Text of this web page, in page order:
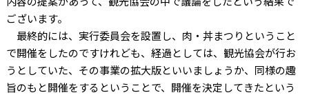
ございます。
最終的には、実行委員会を設置し、肉・丼まつりということ
で開催をしたのですけれども、経過としては、観光協会が行お
うとしていた、その事業の拡大版といいましょうか、同様の趣
旨のもと開催をするということで、開催を決定してきたという